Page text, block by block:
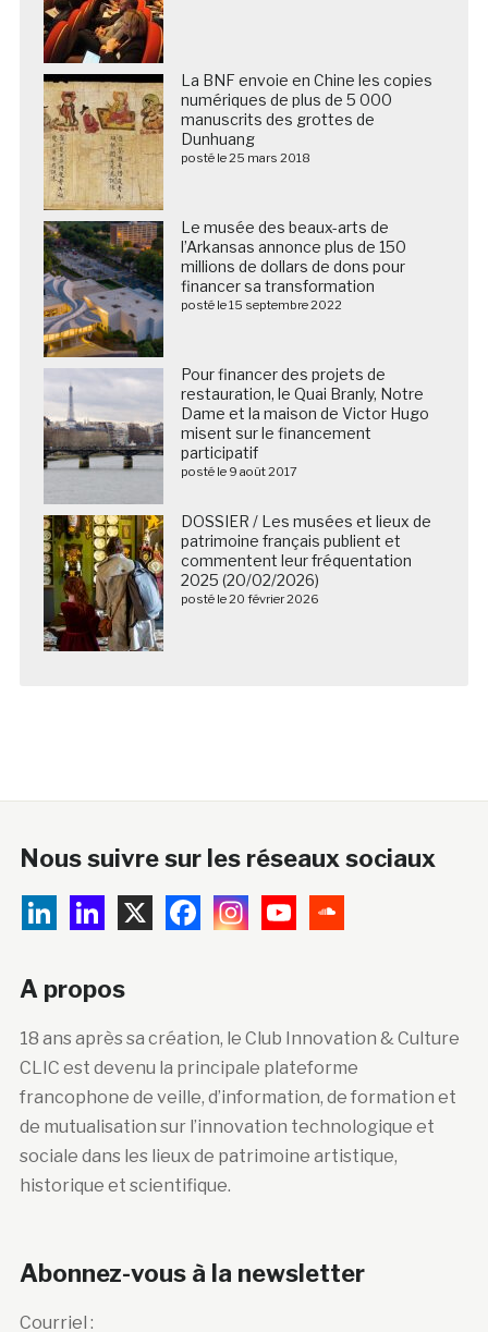
La BNF envoie en Chine les copies
numériques de plus de 5 000
manuscrits des grottes de
Dunhuang
posté le 25 mars 2018
Le musée des beaux-arts de
l’Arkansas annonce plus de 150
millions de dollars de dons pour
financer sa transformation
posté le 15 septembre 2022
Pour financer des projets de
restauration, le Quai Branly, Notre
Dame et la maison de Victor Hugo
misent sur le financement
participatif
posté le 9 août 2017
DOSSIER / Les musées et lieux de
patrimoine français publient et
commentent leur fréquentation
2025 (20/02/2026)
posté le 20 février 2026
Nous suivre sur les réseaux sociaux
A propos
18 ans après sa création, le Club Innovation & Culture
CLIC est devenu la principale plateforme
francophone de veille, d’information, de formation et
de mutualisation sur l’innovation technologique et
sociale dans les lieux de patrimoine artistique,
historique et scientifique.
Abonnez-vous à la newsletter
Courriel :